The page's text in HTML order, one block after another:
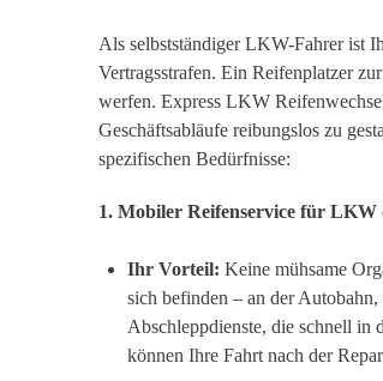
Als selbstständiger LKW-Fahrer ist
Vertragsstrafen. Ein Reifenplatzer
werfen. Express LKW
Geschäftsabläufe reibungslos zu
spezifischen Bedürfnisse:
1. Mobiler Reifenservice für
Ihr Vorteil: Keine mühsame
sich befinden – an der
Abschleppdienste, die schnell in
können Ihre Fahrt nach der